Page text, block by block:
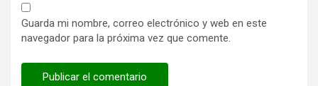
Guarda mi nombre, correo electrónico y web en este
navegador para la próxima vez que comente.